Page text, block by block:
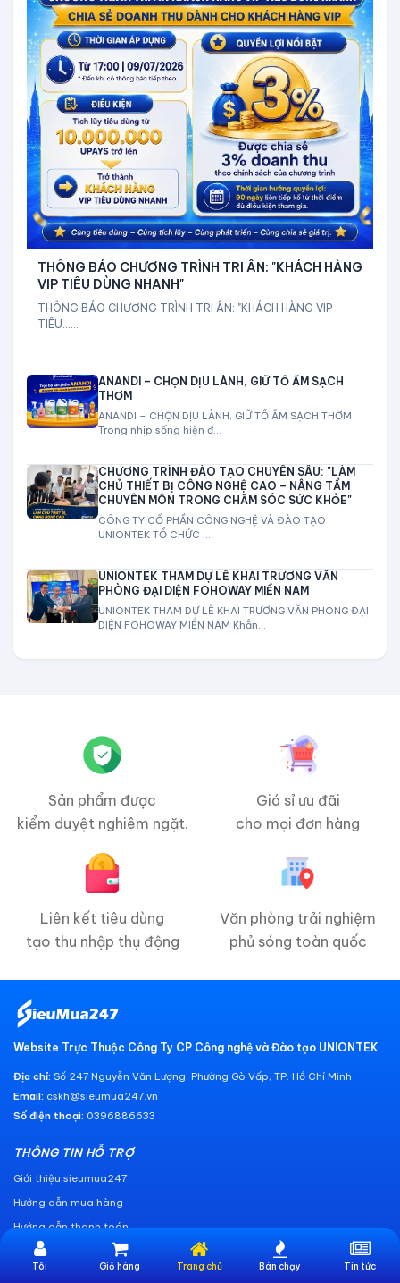
THÔNG BÁO CHƯƠNG TRÌNH TRI ÂN: "KHÁCH HÀNG
VIP TIÊU DÙNG NHANH"
THÔNG BÁO CHƯƠNG TRÌNH TRI ÂN: "KHÁCH HÀNG VIP
TIÊU......
ANANDI – CHỌN DỊU LÀNH, GIỮ TỔ ẤM SẠCH
THƠM
ANANDI – CHỌN DỊU LÀNH, GIỮ TỔ ẤM SẠCH THƠM
Trong nhịp sống hiện đ...
CHƯƠNG TRÌNH ĐÀO TẠO CHUYÊN SÂU: "LÀM
CHỦ THIẾT BỊ CÔNG NGHỆ CAO – NÂNG TẦM
CHUYÊN MÔN TRONG CHĂM SÓC SỨC KHỎE"
CÔNG TY CỔ PHẦN CÔNG NGHỆ VÀ ĐÀO TẠO
UNIONTEK TỔ CHỨC ...
UNIONTEK THAM DỰ LỄ KHAI TRƯƠNG VĂN
PHÒNG ĐẠI DIỆN FOHOWAY MIỀN NAM
UNIONTEK THAM DỰ LỄ KHAI TRƯƠNG VĂN PHÒNG ĐẠI
DIỆN FOHOWAY MIỀN NAM Khẳn...
Sản phẩm được
kiểm duyệt nghiêm ngặt.
Giá sỉ ưu đãi
cho mọi đơn hàng
Liên kết tiêu dùng
tạo thu nhập thụ động
Văn phòng trải nghiệm
phủ sóng toàn quốc
Website Trực Thuộc Công Ty CP Công nghệ và Đào tạo UNIONTEK
Địa chỉ: Số 247 Nguyễn Văn Lượng, Phường Gò Vấp, TP. Hồ Chí Minh
Email: cskh@sieumua247.vn
Số điện thoại: 0396886633
THÔNG TIN HỖ TRỢ
Giới thiệu sieumua247
Hướng dẫn mua hàng
Hướng dẫn thanh toán
CHÍNH SÁCH
Tôi Giỏ hàng Trang chủ Bán chạy Tin tức